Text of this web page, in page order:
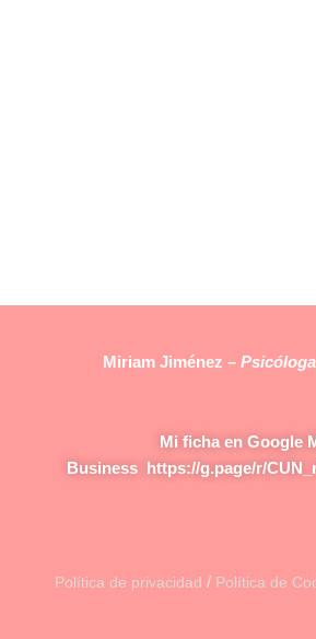
Miriam Jiménez –
Mi ficha en Google
Business https://g.page/r/
Política de privacidad / Política de